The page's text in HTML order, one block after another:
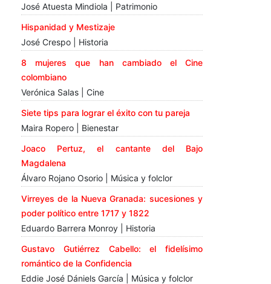
José Atuesta Mindiola | Patrimonio
Hispanidad y Mestizaje
José Crespo | Historia
8 mujeres que han cambiado el Cine
colombiano
Verónica Salas | Cine
Siete tips para lograr el éxito con tu pareja
Maira Ropero | Bienestar
Joaco Pertuz, el cantante del Bajo
Magdalena
Álvaro Rojano Osorio | Música y folclor
Virreyes de la Nueva Granada: sucesiones y
poder político entre 1717 y 1822
Eduardo Barrera Monroy | Historia
Gustavo Gutiérrez Cabello: el fidelísimo
romántico de la Confidencia
Eddie José Dániels García | Música y folclor